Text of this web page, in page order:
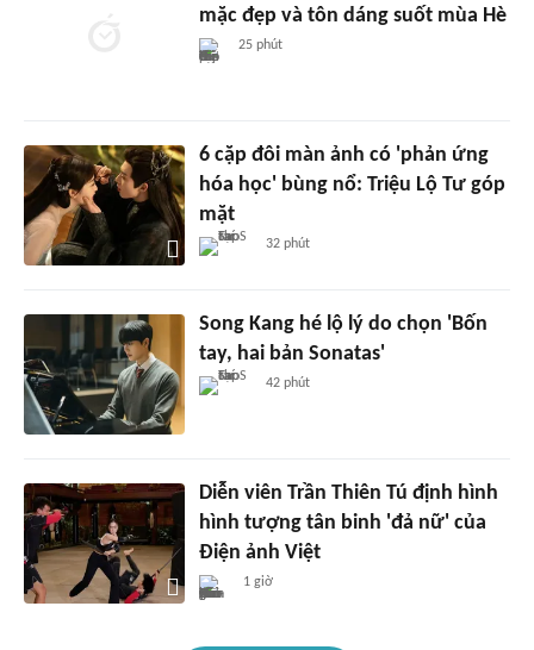
mặc đẹp và tôn dáng suốt mùa Hè
25 phút
6 cặp đôi màn ảnh có 'phản ứng
hóa học' bùng nổ: Triệu Lộ Tư góp
mặt
32 phút
Song Kang hé lộ lý do chọn 'Bốn
tay, hai bản Sonatas'
42 phút
Diễn viên Trần Thiên Tú định hình
hình tượng tân binh 'đả nữ' của
Điện ảnh Việt
1 giờ